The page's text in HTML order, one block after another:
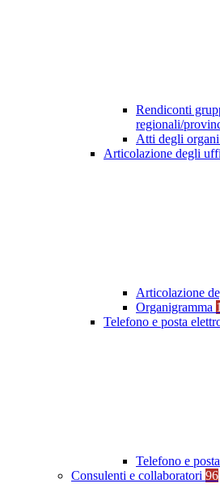
Rendiconti
regionali/
Atti degli
Articolazione degli
Articolazione
Organigramma 1
Telefono e posta
Telefono e
Consulenti e collaboratori 96